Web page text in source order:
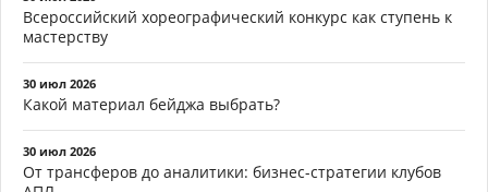
Всероссийский хореографический конкурс как ступень к
мастерству
30 июл 2026
Какой материал бейджа выбрать?
30 июл 2026
От трансферов до аналитики: бизнес-стратегии клубов